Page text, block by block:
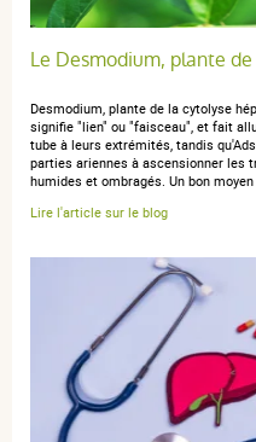
RAS - TOP
anonymous a.publié le 30
22 août 2024
anonymous a.
publié le 13
Le Desmodium, plante
Desmodium, plante de la cytolyse
signifie "lien" ou "faisceau", et fait
tube à leurs extrémités, tandis
parties ariennes à ascensionner les
humides et ombragés. Un bon
Lire l'article sur le blog